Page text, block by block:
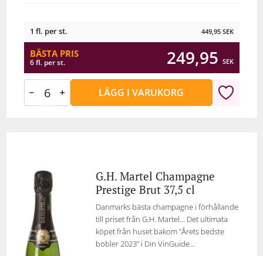
1 fl. per st. 449,95 SEK
BÄSTA PRIS
6 fl. per st. 249,95 SEK
LÄGG I VARUKORG
G.H. Martel Champagne
Prestige Brut 37,5 cl
Danmarks bästa champagne i förhållande
till priset från G.H. Martel… Det ultimata
köpet från huset bakom ”Årets bedste
bobler 2023” i Din VinGuide...